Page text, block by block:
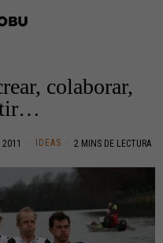
colaborar,
2011 IDEAS 2 MINS DE LECTURA